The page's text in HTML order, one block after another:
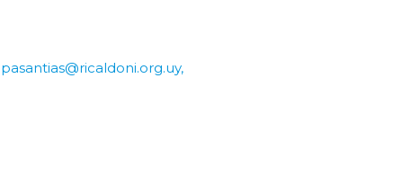
pasantias@ricaldoni.org.uy,